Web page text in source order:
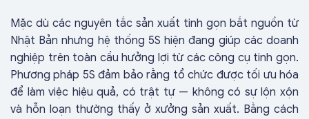
Mặc dù các nguyên tắc sản xuất tinh gọn bắt nguồn từ
Nhật Bản nhưng hệ thống 5S hiện đang giúp các doanh
nghiệp trên toàn cầu hưởng lợi từ các công cụ tinh gọn.
Phương pháp 5S đảm bảo rằng tổ chức được tối ưu hóa
để làm việc hiệu quả, có trật tự — không có sự lộn xộn
và hỗn loạn thường thấy ở xưởng sản xuất. Bằng cách